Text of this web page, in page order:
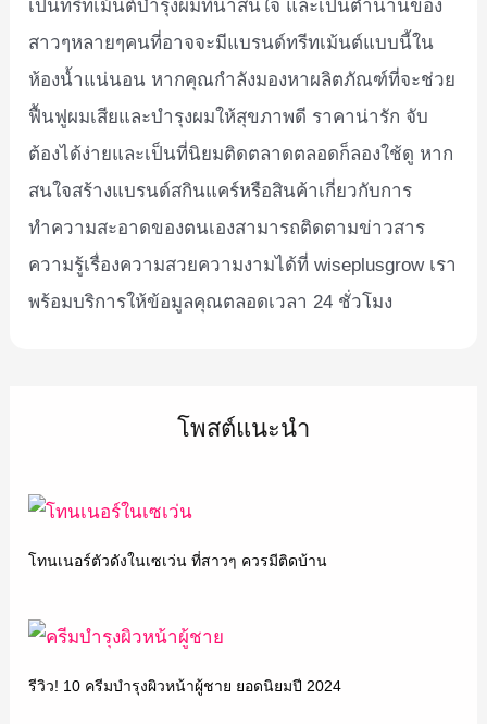
เป็นทรีทเม้นต์บำรุงผมที่น่าสนใจ และเป็นตำนานของ
สาวๆหลายๆคนที่อาจจะมีแบรนด์ทรีทเม้นต์แบบนี้ใน
ห้องน้ำแน่นอน หากคุณกำลังมองหาผลิตภัณฑ์ที่จะช่วย
ฟื้นฟูผมเสียและบำรุงผมให้สุขภาพดี ราคาน่ารัก จับ
ต้องได้ง่ายและเป็นที่นิยมติดตลาดตลอดก็ลองใช้ดู หาก
สนใจสร้างแบรนด์สกินแคร์หรือสินค้าเกี่ยวกับการ
ทำความสะอาดของตนเองสามารถติดตามข่าวสาร
ความรู้เรื่องความสวยความงามได้ที่ wiseplusgrow เรา
พร้อมบริการให้ข้อมูลคุณตลอดเวลา 24 ชั่วโมง
โพสต์แนะนำ
โทนเนอร์ตัวดังในเซเว่น ที่สาวๆ ควรมีติดบ้าน
รีวิว! 10 ครีมบำรุงผิวหน้าผู้ชาย ยอดนิยมปี 2024